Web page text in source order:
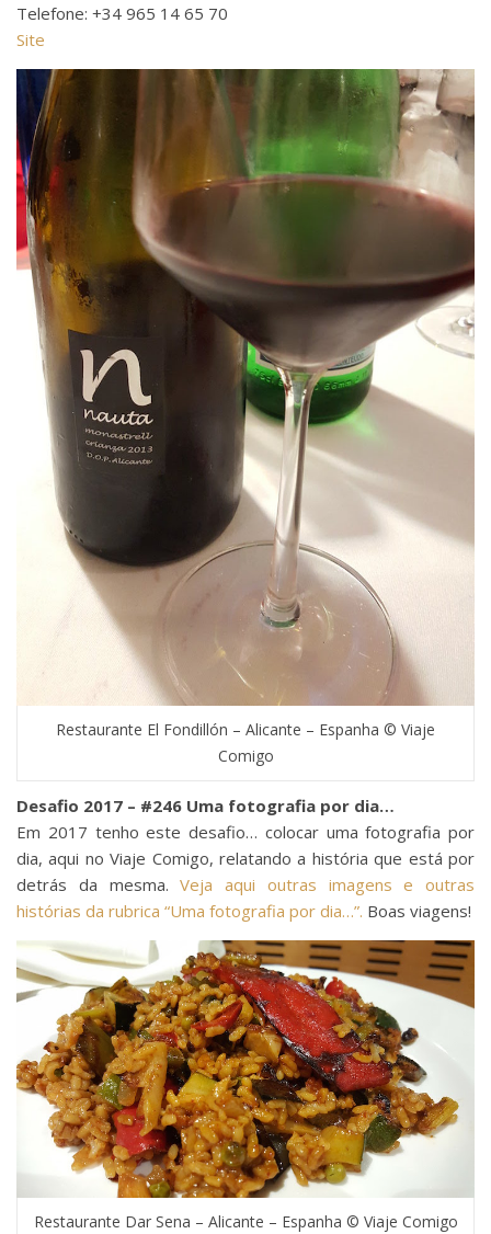
Telefone: +34 965 14 65 70
Site
Restaurante El Fondillón – Alicante – Espanha © Viaje
Comigo
Desafio 2017 – #246 Uma fotografia por dia…
Em 2017 tenho este desafio… colocar uma fotografia por
dia, aqui no Viaje Comigo, relatando a história que está por
detrás da mesma.Veja aqui outras imagens e outras
histórias da rubrica “Uma fotografia por dia…”. Boas viagens!
Restaurante Dar Sena – Alicante – Espanha © Viaje Comigo